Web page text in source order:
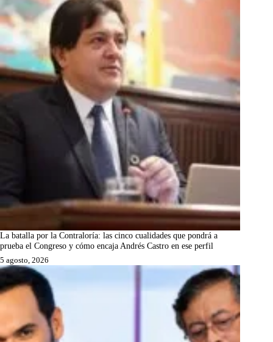
La batalla por la Contraloría: las cinco cualidades que pondrá a
prueba el Congreso y cómo encaja Andrés Castro en ese perfil
5 agosto, 2026